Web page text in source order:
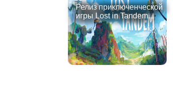
Релиз приключенческой
игры Lost in Tandem...